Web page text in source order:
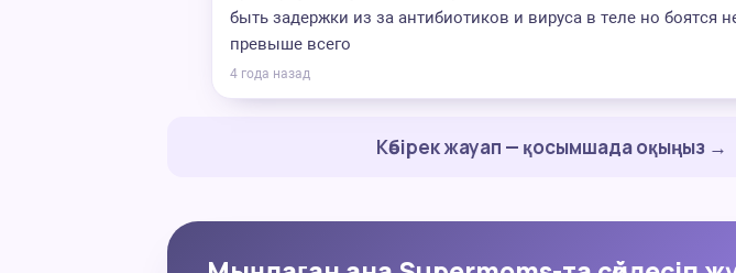
быть задержки из за антибиотиков и вируса в теле но боятся
превыше всего
4 года назад
Көбірек жауап — қосымшада оқыңыз →